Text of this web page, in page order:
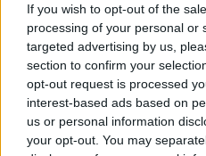
If you wish to opt-out of the
processing of your personal or
targeted advertising by us,
section to confirm your
opt-out request is processed
interest-based ads based on
us or personal information
your opt-out. You may
ΟΧρήστος
καλεσμένος στην
Αρναούτογλουκαι
κόσμο την εκλεκτή
Σάρα με την οποία
χρόνια με μικρά